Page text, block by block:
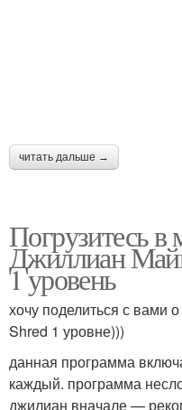
читать дальше →
Погрузитесь в
Джиллиан
1 уровень
хочу поделиться с вами
Shred 1 уровне)))
данная программа
каждый. программа
джилиан вначале —